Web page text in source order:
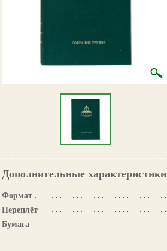
Дополнительные характеристики
Формат
Переплёт
Бумага